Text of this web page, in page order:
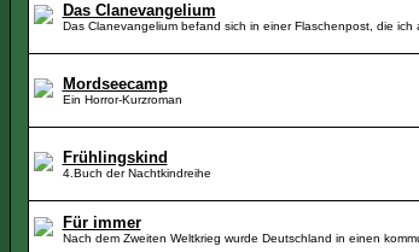
Das Clanevangelium
Das Clanevangelium befand sich in einer Flaschenpost, die
Mordseecamp
Ein Horror-Kurzroman
Frühlingskind
4.Buch der Nachtkindreihe
Für immer
Nach dem Zweiten Weltkrieg wurde Deutschland in einen